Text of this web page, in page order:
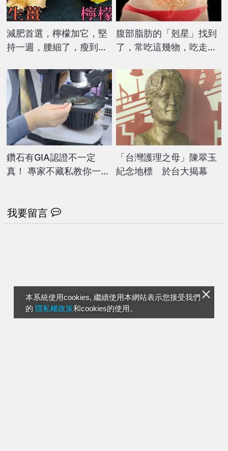
本系統使用cookies, 繼續使用本網站表示您接受我們
的 隱私權政策和cookies的使用。
減肥首選，檸檬加它，堅
持一週，腰細了，瘦到你
腹部脂肪的「剋星」找到
了，常吃這幾物，吃走大
鑽石有GIA認證不一定
真！ 專家不藏私教你一秒
「台灣護理之母」陳翠玉
紀念地標 於台大揭幕
我要留言